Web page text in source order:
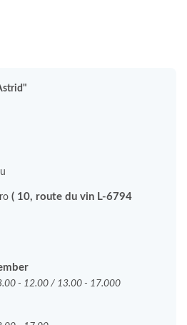
( 10, route du vin L-6794
- 12.00 / 13.00 - 17.000